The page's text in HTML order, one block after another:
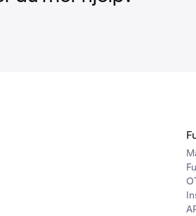
med margin
ogoppgjør av en